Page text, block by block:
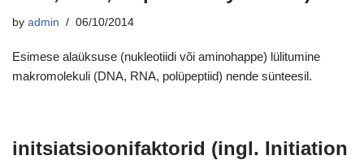
by admin 06/10/2014
Esimese alaüksuse (nukleotiidi või aminohappe) lülitumine
makromolekuli (DNA, RNA, polüpeptiid) nende sünteesil.
initsiatsioonifaktorid (ingl. Initiation